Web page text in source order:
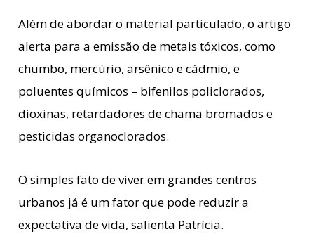
Além de abordar o material particulado, o artigo
alerta para a emissão de metais tóxicos, como
chumbo, mercúrio, arsênico e cádmio, e
poluentes químicos – bifenilos policlorados,
dioxinas, retardadores de chama bromados e
pesticidas organoclorados.
O simples fato de viver em grandes centros
urbanos já é um fator que pode reduzir a
expectativa de vida, salienta Patrícia.